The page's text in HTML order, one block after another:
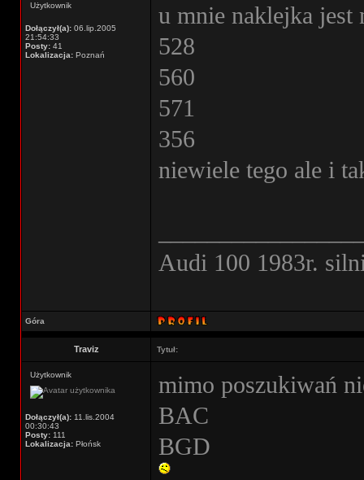
Użytkownik
Dołączył(a): 06.lip.2005
21:54:33
Posty: 41
Lokalizacja: Poznań
u mnie naklejka jest
528
560
571
356
niewiele tego ale i
Audi 100 1983r.
Góra
Traviz Tytuł:
Użytkownik
Dołączył(a): 11.lis.2004
00:30:43
Posty: 111
Lokalizacja: Płońsk
mimo poszukiwań
BAC
BGD